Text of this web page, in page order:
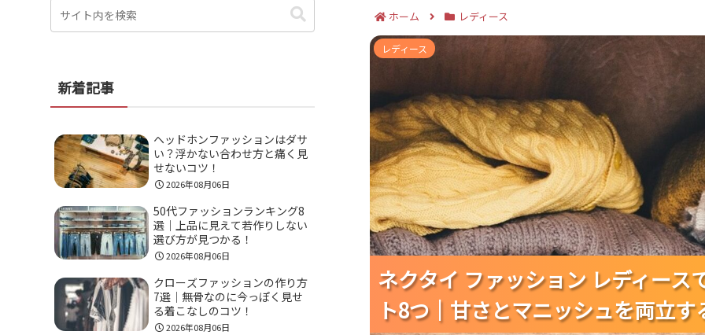
ホーム レディース
ネクタイ ファッション レディースで押さえたい着こなし
方が見えてく
ネクタイ ファッション レディー
ト8つ｜甘さとマニッシュを両立
ネクタイ ファッション レディー
ト8つ｜甘さとマニッシュを両立
ネクタイ ファッション レディー
ト8つ｜甘さとマニッシュを両立
レディース
新着記事
ヘッドホンファッションはダサ
い？浮かない合わせ方と痛く見
せないコツ！
2026年08月06日
50代ファッションランキング8
選｜上品に見えて若作りしない
選び方が見つかる！
2026年08月06日
クローズファッションの作り方
7選｜無骨なのに今っぽく見せ
る着こなしのコツ！
2026年08月06日